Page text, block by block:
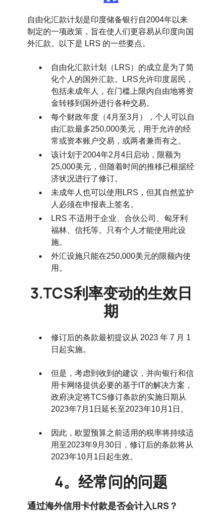
自由化汇款计划是印度储备银行自2004年以来
制定的一项政策，旨在使人们更容易从印度向国
外汇款。以下是 LRS 的一些要点。
自由化汇款计划（LRS）的成立是为了简
化个人的国外汇款。LRS允许印度居民，
包括未成年人，在门槛上限内自由地将资
金转移到国外进行各种交易。
每个财政年度（4月至3月），个人可以自
由汇款最多250,000美元，用于允许的经
常或资本账户交易，或两者兼而有之。
该计划于2004年2月4日启动，限额为
25,000美元，但随着时间的推移已根据经
济状况进行了修订。
未成年人也可以使用LRS，但其自然监护
人必须在申报表上签名。
LRS 不适用于企业、合伙公司、匈牙利
福林、信托等。只有个人才能使用此设
施。
外汇设施只能在250,000美元的限额内使
用。
3.TCS利率变动的生效日
期
修订后的条款最初提议从 2023 年 7 月 1
日起实施。
但是，考虑到收到的建议，并向银行和信
用卡网络提供必要的基于lT的解决方案，
政府决定将TCS修订条款的实施日期从
2023年7月1日延长至2023年10月1日。
因此，欧盟预算之前适用的税率将持续适
用至2023年9月30日，修订后的条款将从
2023年10月1日起生效。
4。经常问的问题
通过海外信用卡付款是否会计入LRS？